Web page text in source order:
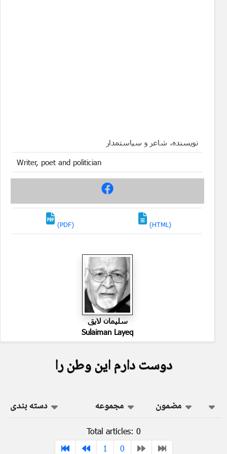
نویسنده، شاعر و سیاستمدار
Writer, poet and politician
(PDF) (HTML)
سليمان لايق
Sulaiman Layeq
دوست دارم این وطن را
مضمون مجموعه دسته بندی
Total articles: 0
1
0